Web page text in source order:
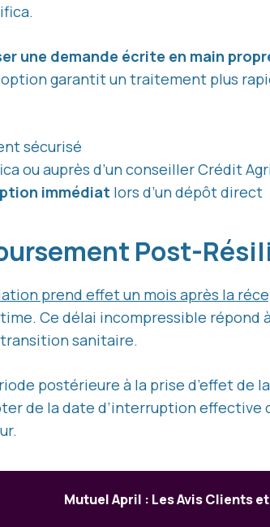
une demande écrite en main
garantit un traitement plus
sécurisé
ou auprès d’un conseiller Crédit
immédiat lors d’un dépôt direct
Post-
prend effet un mois après la
Ce délai incompressible répond
transition sanitaire.
postérieure à la prise d’effet de
de la date d’interruption
Mutuel April : Les Avis Clients